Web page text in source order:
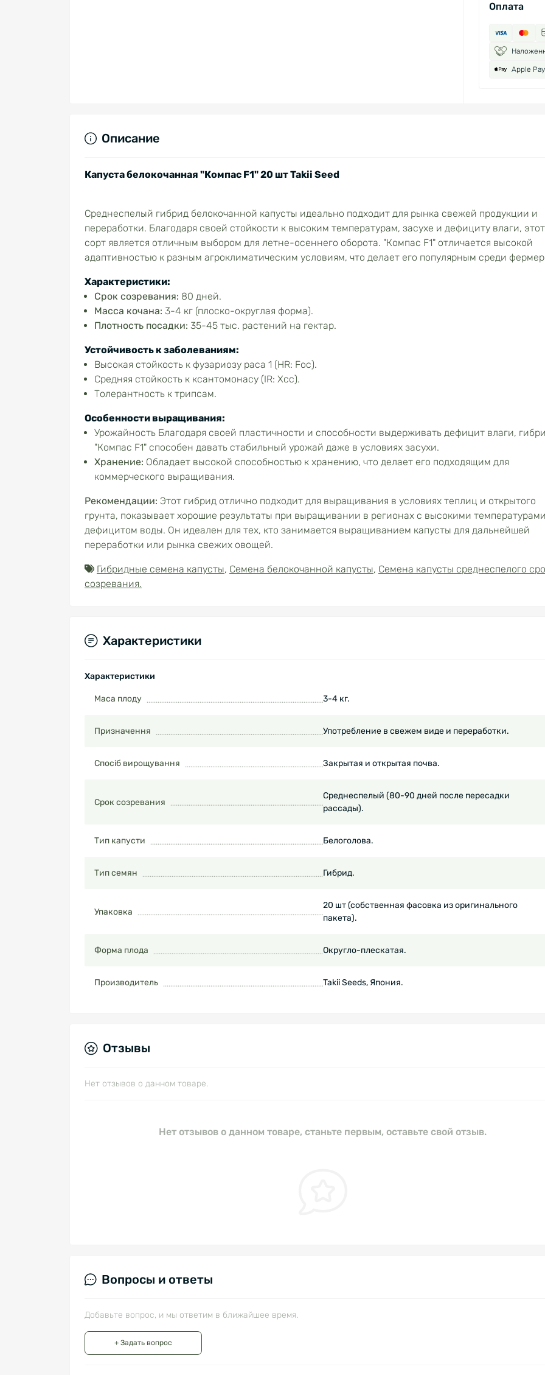
Оплата
Apple Pay
Описание
Капуста белокочанная "Компас F1" 20 шт Takii Seed
Среднеспелый гибрид белокочанной капусты идеально подходит для рынка свежей продукции и
переработки. Благодаря своей стойкости к высоким температурам, засухе и дефициту влаги, этот
сорт является отличным выбором для летне-осеннего оборота. "Компас F1" отличается высокой
адаптивностью к разным агроклиматическим условиям, что делает его популярным среди
Характеристики:
Срок созревания: 80 дней.
Масса кочана: 3-4 кг (плоско-округлая форма).
Плотность посадки: 35-45 тыс. растений на гектар.
Устойчивость к заболеваниям:
Высокая стойкость к фузариозу раса 1 (HR: Foc).
Средняя стойкость к ксантомонасу (IR: Xcc).
Толерантность к трипсам.
Особенности выращивания:
Урожайность Благодаря своей пластичности и способности выдерживать дефицит влаги,
"Компас F1" способен давать стабильный урожай даже в условиях засухи.
Хранение: Обладает высокой способностью к хранению, что делает его подходящим для
коммерческого выращивания.
Рекомендации: Этот гибрид отлично подходит для выращивания в условиях теплиц и открытого
грунта, показывает хорошие результаты при выращивании в регионах с высокими
дефицитом воды. Он идеален для тех, кто занимается выращиванием капусты для дальнейшей
переработки или рынка свежих овощей.
Гибридные семена капусты, Семена белокочанной капусты, Семена капусты среднеспелого
созревания.
Характеристики
Характеристики
Маса плоду 3-4 кг.
Призначення Употребление в свежем виде и переработки.
Спосіб вирощування Закрытая и открытая почва.
Срок созревания
Среднеспелый (80-90 дней после пересадки
рассады).
Тип капусти Белоголова.
Тип семян Гибрид.
Упаковка
20 шт (собственная фасовка из оригинального
пакета).
Форма плода Округло-плескатая.
Производитель Takii Seeds, Япония.
Отзывы
Нет отзывов о данном товаре.
Нет отзывов о данном товаре, станьте первым, оставьте свой отзыв.
Вопросы и ответы
Добавьте вопрос, и мы ответим в ближайшее время.
+ Задать вопрос